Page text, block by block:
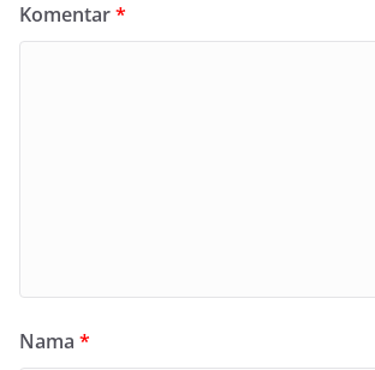
Komentar*
Nama *